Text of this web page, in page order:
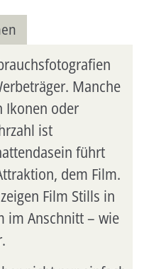
Manche
Ikonen oder
ist
führt
dem Film.
Film Stills in
im Anschnitt – wie